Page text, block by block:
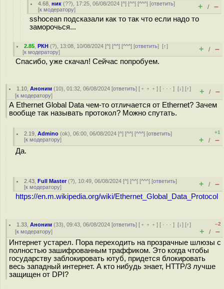
4.68 ,ник (??), 17:25, 06/08/2024 [^] [^^] [^^^] [ответить]
[к модератору] + / –
sshocean подсказали как то так что если надо то
заморочься...
2.85 ,РКН (?), 13:08, 10/08/2024 [^] [^^] [^^^] [ответить][↑]
[к модератору] + / –
Спасибо, уже скачал! Сейчас попробуем.
1.10 ,Аноним (10), 01:32, 06/08/2024 [ответить] [ ﹢﹢﹢] [ · · ·][↓] [↑]
[к модератору] + / –
А Ethernet Global Data чем-то отличается от Ethernet? Зачем
вообще так называть протокол? Можно спутать.
2.19 ,Admino (ok), 06:00, 06/08/2024 [^] [^^] [^^^] [ответить]
[к модератору]
+1
+ / –
Да.
2.43 ,Full Master(?), 10:49, 06/08/2024 [^] [^^] [^^^] [ответить]
[к модератору] + / –
https://en.m.wikipedia.org/wiki/Ethernet_Global_Data_Protocol
1.33 ,Аноним (33), 09:43, 06/08/2024 [ответить] [ ﹢﹢﹢] [ · · ·][↓] [↑]
[к модератору]
–2
+ / –
Интернет устарел. Пора переходить на прозрачные шлюзы с
полностью зашифрованным траффиком. Это когда чтобы
государству заблокировать ютуб, придется блокировать
весь западный интернет. А кто нибудь знает, HTTP/3 лучше
защищен от DPI?